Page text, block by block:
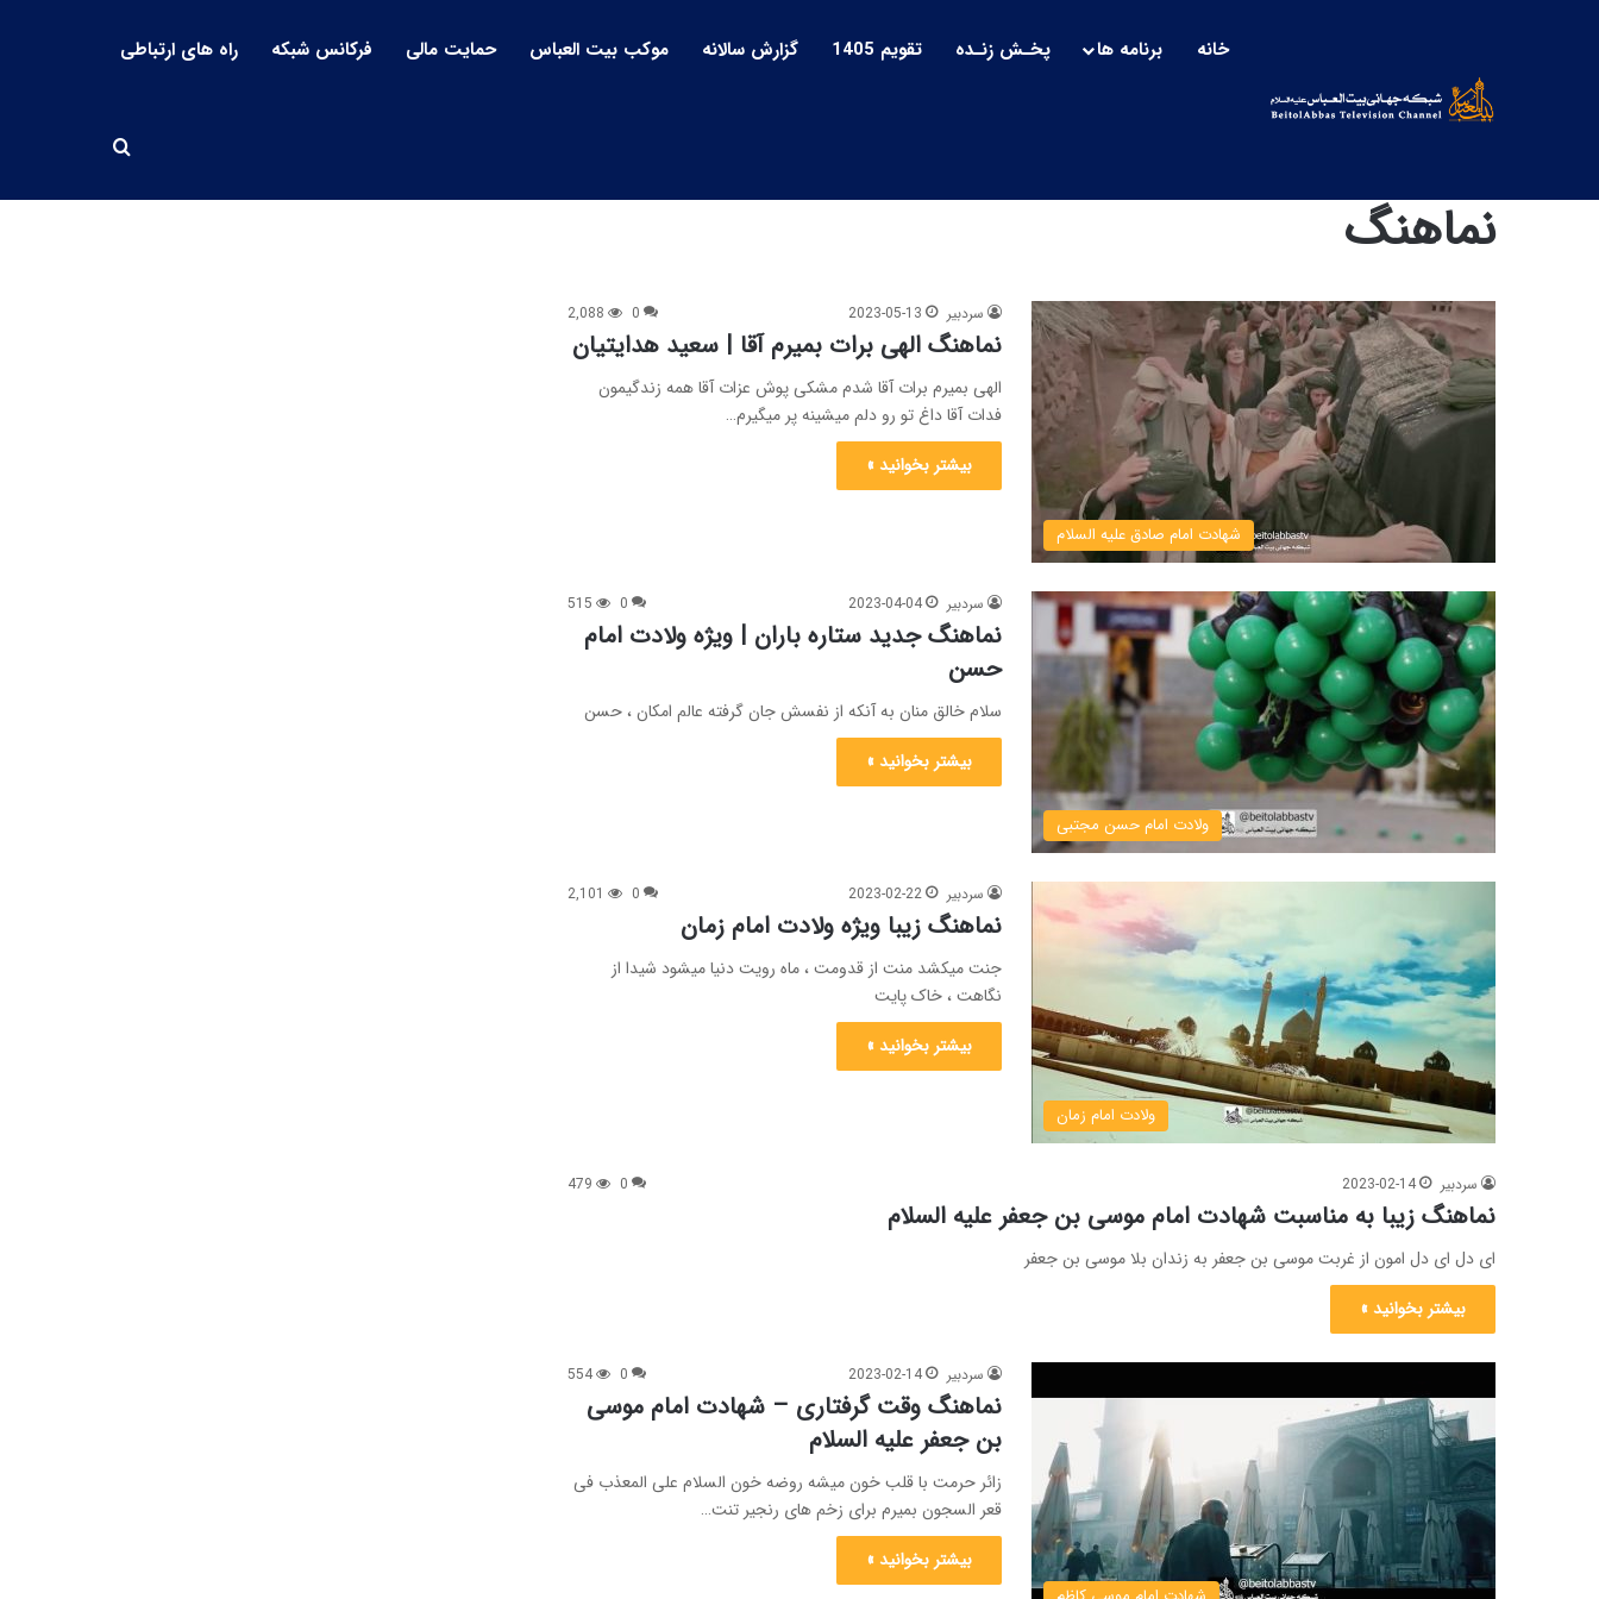
خانه برنامه ها پخـش زنـده تقویم 1405 گزارش سالانه موکب بیت العباس حمایت مالی فرکانس شبکه راه های ارتباطی
نماهنگ
شهادت امام صادق علیه السلام
سردبیر 2023-05-13
0
2,088
نماهنگ الهی برات بمیرم آقا | سعید هدایتیان
الهی بمیرم برات آقا شدم مشکی پوش عزات آقا همه زندگیمون
فدات آقا داغ تو رو دلم میشینه پر میگیرم…
بیشتر بخوانید »
ولادت امام حسن مجتبی
سردبیر 2023-04-04
0
515
نماهنگ جدید ستاره باران | ویژه ولادت امام
حسن
سلام خالق منان به آنکه از نفسش جان گرفته عالم امکان ، حسن
بیشتر بخوانید »
ولادت امام زمان
سردبیر 2023-02-22
0
2,101
نماهنگ زیبا ویژه ولادت امام زمان
جنت میکشد منت از قدومت ، ماه رویت دنیا میشود شیدا از
نگاهت ، خاک پایت
بیشتر بخوانید »
سردبیر 2023-02-14
0
479
نماهنگ زیبا به مناسبت شهادت امام موسی بن جعفر علیه السلام
ای دل ای دل امون از غربت موسی بن جعفر به زندان بلا موسی بن جعفر
بیشتر بخوانید »
سردبیر 2023-02-14
0
554
نماهنگ وقت گرفتاری – شهادت امام موسی
بن جعفر علیه السلام
زائر حرمت با قلب خون میشه روضه خون السلام علی المعذب فی
قعر السجون بمیرم برای زخم های رنجیر تنت…
بیشتر بخوانید »